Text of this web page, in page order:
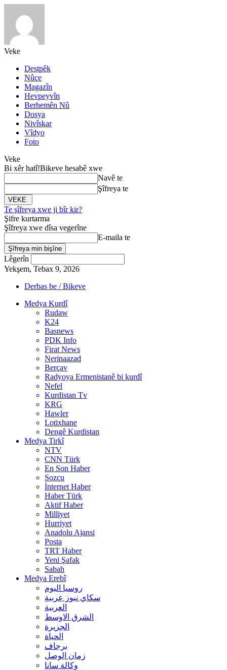
Veke
Destpêk
Nûçe
Magazîn
Hevpeyvîn
Berhemên Nû
Dosya
Nivîskar
Vîdyo
Foto
Veke
Bi xêr hatî!Bikeve hesabê xwe
Navê te
Şîfreya te
Te şîfreya xwe ji bîr kir?
Şifre kurtarma
Şîfreya xwe dîsa vegerîne
E-maila te
Lêgerîn
Yekşem, Tebax 9, 2026
Derbas be / Bikeve
Medya Kurdî
Rudaw
K24
Basnews
PDK Info
Firat News
Nerinaazad
Berçav
Radyoya Ermenistanê bi kurdî
Nefel
Kurdistan Tv
KRG
Hawler
Lotixhane
Dengê Kurdistan
Medya Tirkî
NTV
CNN Türk
En Son Haber
Sozcu
İnternet Haber
Haber Türk
Aktif Haber
Milliyet
Hurriyet
Anadolu Ajansi
Posta
TRT Haber
Yeni Şafak
Sabah
Medya Erebî
روسیا الیوم
سكاي نيوز عربية
العربية
الشرق الاوسط
الجزيرة
الحیاة
برجاف
زمان الوصل
وکالة سانا